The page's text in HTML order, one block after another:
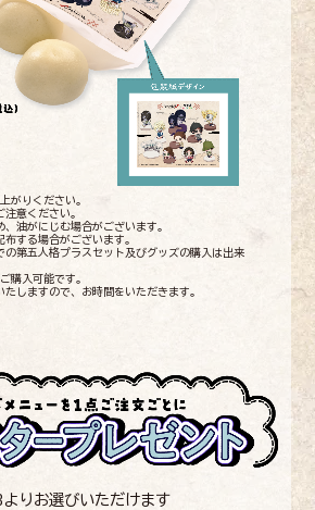
がりください。
意ください。
油がにじむ場合がございます。
する場合がございます。
第五人格プラスセット及びグッズの購入は出来
購入可能です。
しますので、お時間をいただきます。
よりお選びいただけます